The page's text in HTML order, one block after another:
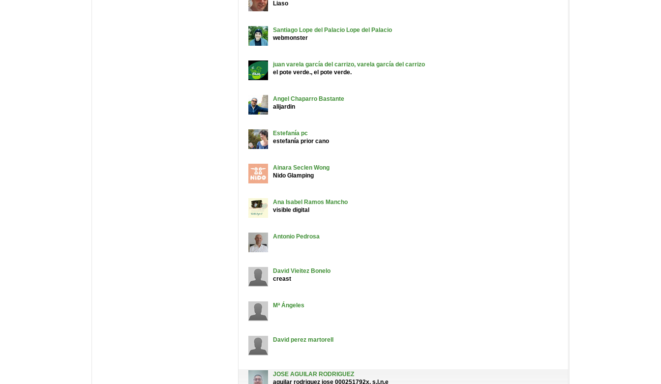
Liaso
Santiago Lope del Palacio Lope del Palacio
webmonster
juan varela garcía del carrizo, varela garcía del carrizo
el pote verde., el pote verde.
Angel Chaparro Bastante
alijardin
Estefanía pc
estefanía prior cano
Ainara Seclen Wong
Nido Glamping
Ana Isabel Ramos Mancho
visible digital
Antonio Pedrosa
David Vieitez Bonelo
creast
Mª Ángeles
David perez martorell
JOSE AGUILAR RODRIGUEZ
aguilar rodriguez jose 000251792x, s.l.n.e